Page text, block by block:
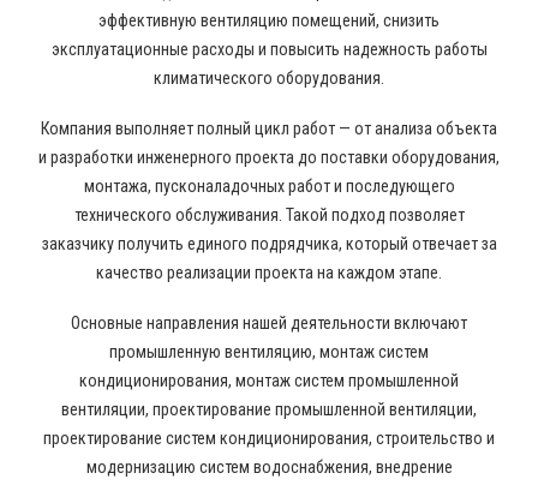
эффективную вентиляцию помещений, снизить
эксплуатационные расходы и повысить надежность работы
климатического оборудования.
Компания выполняет полный цикл работ — от анализа объекта
и разработки инженерного проекта до поставки оборудования,
монтажа, пусконаладочных работ и последующего
технического обслуживания. Такой подход позволяет
заказчику получить единого подрядчика, который отвечает за
качество реализации проекта на каждом этапе.
Основные направления нашей деятельности включают
промышленную вентиляцию, монтаж систем
кондиционирования, монтаж систем промышленной
вентиляции, проектирование промышленной вентиляции,
проектирование систем кондиционирования, строительство и
модернизацию систем водоснабжения, внедрение